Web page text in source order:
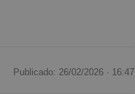
Publicado: 26/02/2026 · 16:47